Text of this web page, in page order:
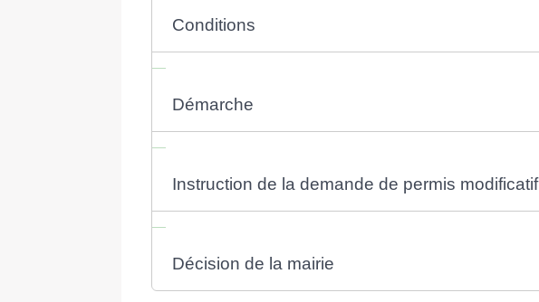
Conditions
Démarche
Instruction de la demande de permis modificatif
Décision de la mairie